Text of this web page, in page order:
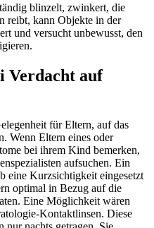
blinzelt, zwinkert, die
reibt, kann Objekte in der
und versucht unbewusst, den
Verdacht auf
für Eltern, auf das
Wenn Eltern eines oder
bei ihrem Kind bemerken,
aufsuchen. Ein
eine Kurzsichtigkeit eingesetzt
optimal in Bezug auf die
Eine Möglichkeit wären
Kontaktlinsen. Diese